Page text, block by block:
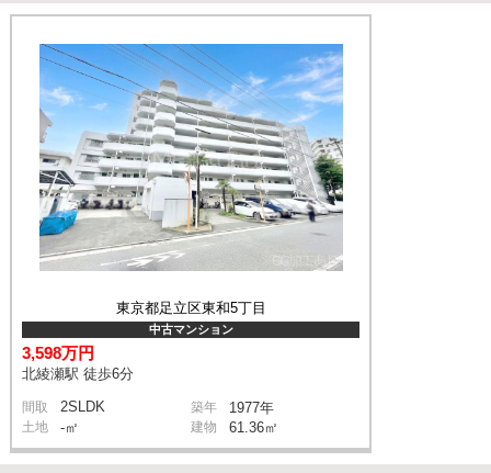
東京都足立区東和5丁目
中古マンション
3,598万円
北綾瀬駅 徒歩6分
間取 2SLDK 築年 1977年
土地 -㎡ 建物 61.36㎡